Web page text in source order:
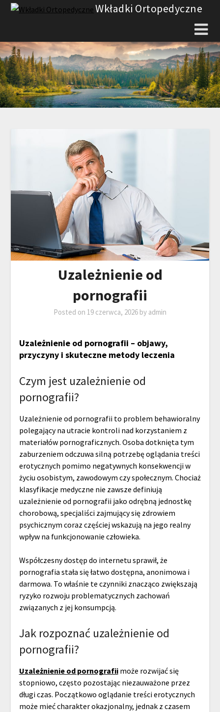
Skip
Wkładki Ortopedyczne
Uzależnienie od
pornografii
Posted on 19 czerwca, 2026 by admin
Uzależnienie od pornografii – objawy,
przyczyny i skuteczne metody leczenia
Czym jest uzależnienie od
pornografii?
Uzależnienie od pornografii to problem behawioralny
polegający na utracie kontroli nad korzystaniem z
materiałów pornograficznych. Osoba dotknięta tym
zaburzeniem odczuwa silną potrzebę oglądania treści
erotycznych pomimo negatywnych konsekwencji w
życiu osobistym, zawodowym czy społecznym. Chociaż
klasyfikacje medyczne nie zawsze definiują
uzależnienie od pornografii jako odrębną jednostkę
chorobową, specjaliści zajmujący się zdrowiem
psychicznym coraz częściej wskazują na jego realny
wpływ na funkcjonowanie człowieka.
Współczesny dostęp do internetu sprawił, że
pornografia stała się łatwo dostępna, anonimowa i
darmowa. To właśnie te czynniki znacząco zwiększają
ryzyko rozwoju problematycznych zachowań
związanych z jej konsumpcją.
Jak rozpoznać uzależnienie od
pornografii?
Uzależnienie od pornografiimoże rozwijać się
stopniowo, często pozostając niezauważone przez
długi czas. Początkowo oglądanie treści erotycznych
może mieć charakter okazjonalny, jednak z czasem